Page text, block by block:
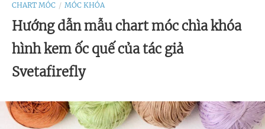
CHART MÓC MÓC KHÓA
Hướng dẫn mẫu chart móc chìa khóa
hình kem ốc quế của tác giả
Svetafirefly